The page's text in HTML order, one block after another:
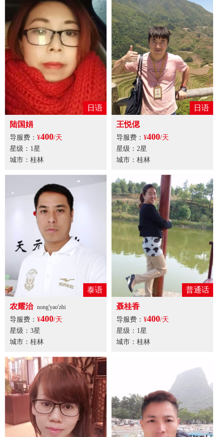
日语
陆国娟
导服费： ¥400/天
星级：1星
城市：桂林
日语
王悦偲
导服费： ¥400/天
星级：2星
城市：桂林
泰语
农耀治 nong'yao'zhi
导服费： ¥400/天
星级：3星
城市：桂林
普通话
聂桂香
导服费： ¥400/天
星级：1星
城市：桂林